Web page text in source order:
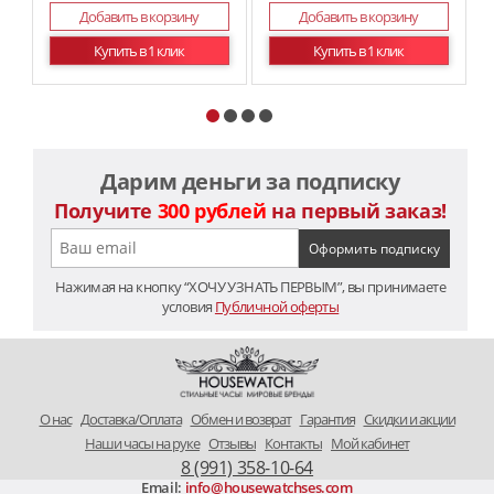
Добавить в корзину
Купить в 1 клик
Добавить в корзину
Купить в 1 клик
Дарим деньги за подписку
Получите 300 рублей на первый заказ!
Нажимая на кнопку “ХОЧУ УЗНАТЬ ПЕРВЫМ”, вы принимаете
условия Публичной оферты
O нас Доставка/Оплата Обмен и возврат Гарантия Скидки и акции
Наши часы на руке Отзывы Контакты Мой кабинет
8 (991) 358-10-64
Email: info@housewatchses.com